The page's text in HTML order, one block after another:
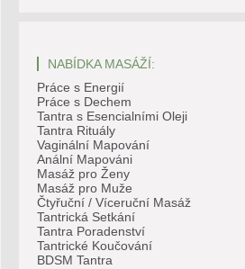
NABÍDKA MASÁŽÍ:
Práce s Energií
Práce s Dechem
Tantra s Esencialními Oleji
Tantra Rituály
Vaginální Mapování
Anální Mapováni
Masáž pro Ženy
Masáž pro Muže
Čtyřuční / Víceruční Masáž
Tantrická Setkání
Tantra Poradenství
Tantrické Koučování
BDSM Tantra